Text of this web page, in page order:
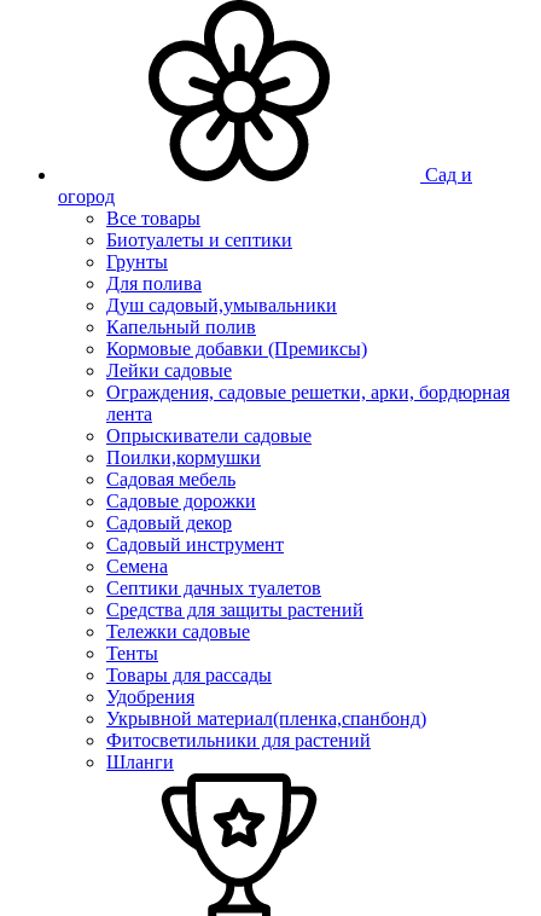
Сад и
огород
Все товары
Биотуалеты и септики
Грунты
Для полива
Душ садовый,умывальники
Капельный полив
Кормовые добавки (Премиксы)
Лейки садовые
Ограждения, садовые решетки, арки, бордюрная
лента
Опрыскиватели садовые
Поилки,кормушки
Садовая мебель
Садовые дорожки
Садовый декор
Садовый инструмент
Семена
Септики дачных туалетов
Средства для защиты растений
Тележки садовые
Тенты
Товары для рассады
Удобрения
Укрывной материал(пленка,спанбонд)
Фитосветильники для растений
Шланги